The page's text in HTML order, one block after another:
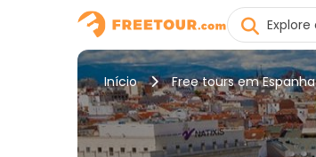
Início Free tours em Espanha